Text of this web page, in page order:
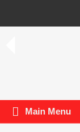
Main Menu